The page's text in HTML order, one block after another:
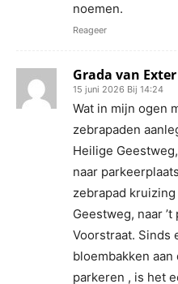
noemen.
Reageer
Grada van Exter
15 juni 2026 Bij 14:24
Wat in mijn ogen
zebrapaden
Heilige
naar
zebrapad
Geestweg, naar
Voorstraat. Sinds
bloembakken
parkeren , is het